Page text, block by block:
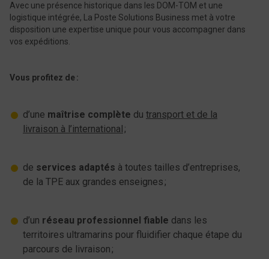
Avec une présence historique dans les DOM-TOM et une
logistique intégrée, La Poste Solutions Business met à votre
disposition une expertise unique pour vous accompagner dans
vos expéditions.
Vous profitez de :
d’une maîtrise complète du transport et de la
livraison à l’international ;
de services adaptés à toutes tailles d’entreprises,
de la TPE aux grandes enseignes ;
d’un réseau professionnel fiable dans les
territoires ultramarins pour fluidifier chaque étape du
parcours de livraison ;